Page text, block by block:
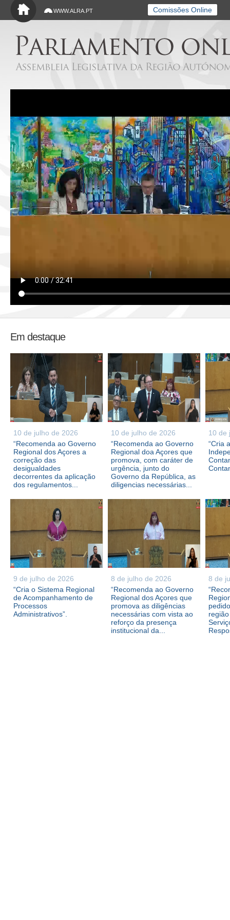
Saltar para o conteúdo principal
WWW.ALRA.PT Comissões Online
Em destaque
10 de julho de 2026
“Recomenda ao Governo
Regional dos Açores a
correção das
desigualdades
decorrentes da aplicação
dos regulamentos...
10 de julho de 2026
“Recomenda ao Governo
Regional doa Açores que
promova, com caráter de
urgência, junto do
Governo da República, as
diligencias necessárias...
10 de
“Cria
9 de julho de 2026
“Cria o Sistema Regional
de Acompanhamento de
Processos
Administrativos”.
8 de julho de 2026
“Recomenda ao Governo
Regional dos Açores que
promova as diligências
necessárias com vista ao
reforço da presença
institucional da...
8 de